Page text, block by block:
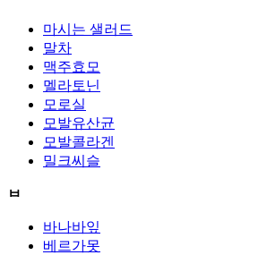
마시는 샐러드
말차
맥주효모
멜라토닌
모로실
모발유산균
모발콜라겐
밀크씨슬
ㅂ
바나바잎
베르가못